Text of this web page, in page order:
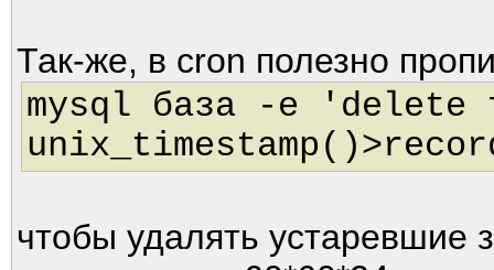
Так-же, в cron полезно
mysql база -e 'delete
чтобы удалять устаревшие